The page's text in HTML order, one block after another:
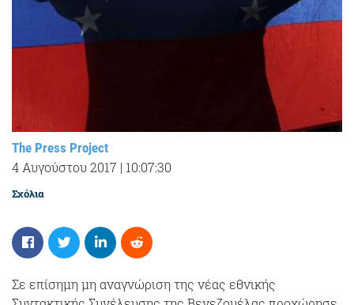
The Press Project
4 Αυγούστου 2017 | 10:07:30
Σχόλια
Σε επίσημη μη αναγνώριση της νέας εθνικής